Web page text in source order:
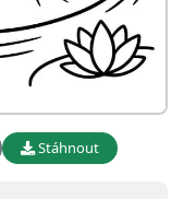
Stáhnout